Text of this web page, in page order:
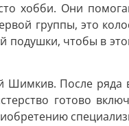
хобби. Они
группы, это
чтобы в
После
готово